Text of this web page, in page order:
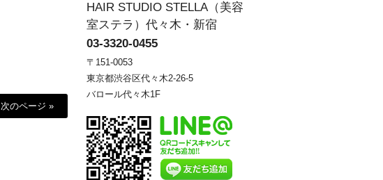
次のページ »
HAIR STUDIO STELLA（美容
室ステラ）代々木・新宿
03-3320-0455
〒151-0053
東京都渋谷区代々木2-26-5
バロール代々木1F